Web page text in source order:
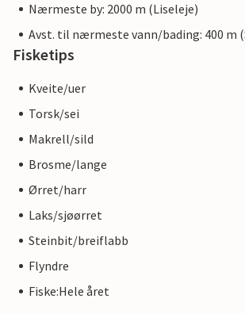
Nærmeste by: 2000 m (Liseleje)
Avst. til nærmeste vann/bading: 400 m
Fisketips
Kveite/uer
Torsk/sei
Makrell/sild
Brosme/lange
Ørret/harr
Laks/sjøørret
Steinbit/breiflabb
Flyndre
Fiske:Hele året